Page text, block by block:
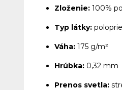
Zloženie: 100%
Typ látky:
Váha: 175 g/m²
Hrúbka: 0,32 mm
Prenos svetla: